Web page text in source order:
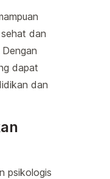
dan
dapat
dan
psikologis